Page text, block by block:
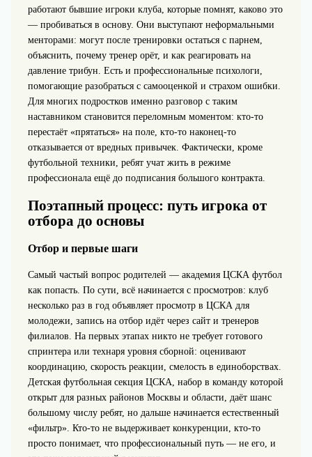
работают бывшие игроки клуба, которые помнят, каково это
— пробиваться в основу. Они выступают неформальными
менторами: могут после тренировки остаться с парнем,
объяснить, почему тренер орёт, и как реагировать на
давление трибун. Есть и профессиональные психологи,
помогающие разобраться с самооценкой и страхом ошибки.
Для многих подростков именно разговор с таким
наставником становится переломным моментом: кто‑то
перестаёт «прятаться» на поле, кто‑то наконец-то
отказывается от вредных привычек. Фактически, кроме
футбольной техники, ребят учат жить в режиме
профессионала ещё до подписания большого контракта.
Поэтапный процесс: путь игрока от
отбора до основы
Отбор и первые шаги
Самый частый вопрос родителей — академия ЦСКА футбол
как попасть. По сути, всё начинается с просмотров: клуб
несколько раз в год объявляет просмотр в ЦСКА для
молодежи, запись на отбор идёт через сайт и тренеров
филиалов. На первых этапах никто не требует готового
спринтера или технаря уровня сборной: оценивают
координацию, скорость реакции, смелость в единоборствах.
Детская футбольная секция ЦСКА, набор в команду которой
открыт для разных районов Москвы и области, даёт шанс
большому числу ребят, но дальше начинается естественный
«фильтр». Кто‑то не выдерживает конкуренции, кто‑то
просто понимает, что профессиональный путь — не его, и